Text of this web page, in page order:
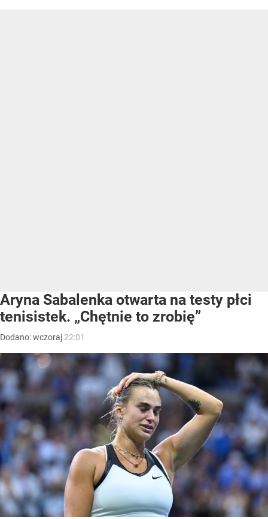
Aryna Sabalenka otwarta na testy płci
tenisistek. „Chętnie to zrobię”
Dodano:wczoraj 22:01